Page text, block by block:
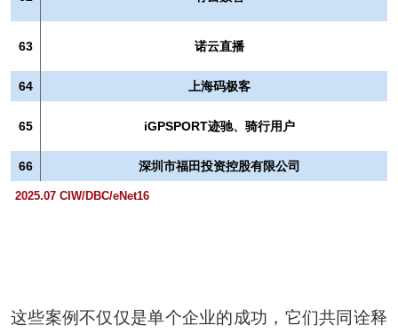
63 诺云直播
64 上海码极客
65 iGPSPORT迹驰、骑行用户
66 深圳市福田投资控股有限公司
2025.07 CIW/DBC/eNet16
这些案例不仅仅是单个企业的成功，它们共同诠释